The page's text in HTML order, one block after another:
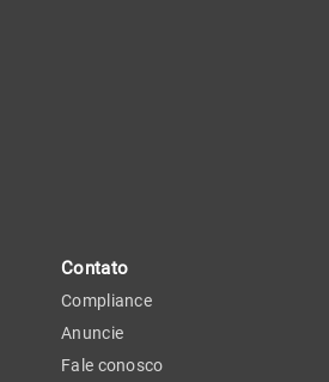
Contato
Compliance
Anuncie
Fale conosco